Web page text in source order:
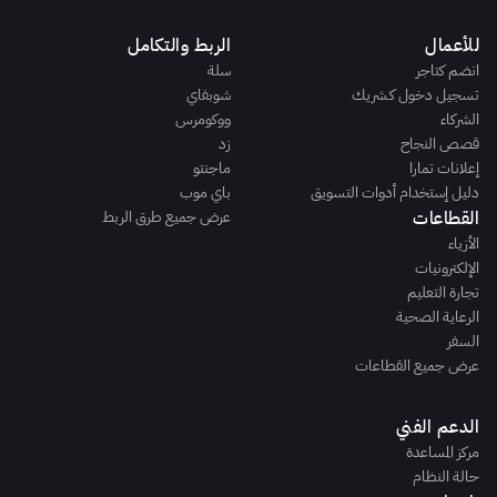
للأعمال
انضم كتاجر
تسجيل دخول كـشريك
الشركاء
قصص النجاح
إعلانات تمارا
دليل إستخدام أدوات التسويق
القطاعات
الأزياء
الإلكترونيات
تجارة التعليم
الرعاية الصحية
السفر
عرض جميع القطاعات
الربط والتكامل
سلة
شوبفاي
ووكومرس
زد
ماجنتو
باي موب
عرض جميع طرق الربط
الدعم الفني
مركز المساعدة
حالة النظام